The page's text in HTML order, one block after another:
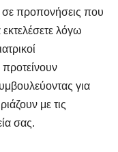
σε προπονήσεις που
λόγω
για
με τις
σας.